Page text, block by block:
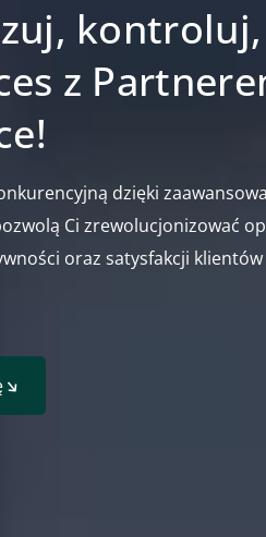
z
dzięki
Ci zrewolucjonizować
oraz satysfakcji klientów